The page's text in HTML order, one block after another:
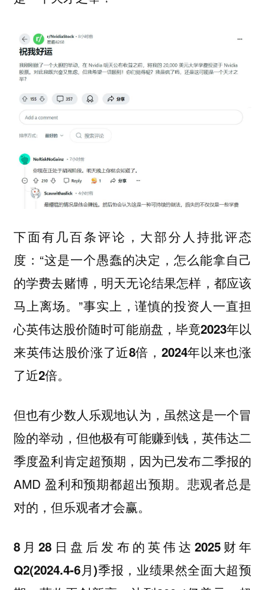
下面有几百条评论，大部分人持批评态
度：“这是一个愚蠢的决定，怎么能拿自己
的学费去赌博，明天无论结果怎样，都应该
马上离场。”事实上，谨慎的投资人一直担
心英伟达股价随时可能崩盘， 毕竟2023年以
来英伟达股价涨了近8倍，2024年以来也涨
了近2倍。
但也有少数人乐观地认为，虽然这是一个冒
险的举动，但他极有可能赚到钱，英伟达二
季度盈利肯定超预期，因为已发布二季报的
AMD 盈利和预期都超出预期。悲观者总是
对的，但乐观者才会赢。
8月28日盘后发布的英伟达2025财年
Q2(2024.4-6月)季报，业绩果然全面大超预